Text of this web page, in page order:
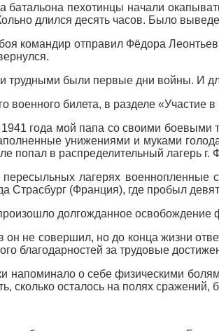
батальона пехотинцы начали
длился десять часов. Было
командир отправил Фёдора
трудными были первые дни войны. И
военного билета, в разделе «Участие
года мой папа со своими
унижениями и муками
попал в распределительный лагерь
пересыльных лагерях
Страсбург (Франция), где пробыл
долгожданное освобождение
не совершил, но до конца жизни
благодарностей за трудовые
напоминало о себе физическими
сколько осталось на полях